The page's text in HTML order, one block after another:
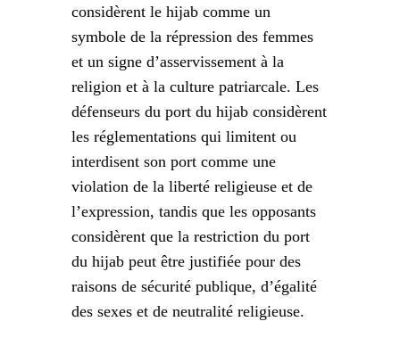
considèrent le hijab comme un
symbole de la répression des femmes
et un signe d’asservissement à la
religion et à la culture patriarcale. Les
défenseurs du port du hijab considèrent
les réglementations qui limitent ou
interdisent son port comme une
violation de la liberté religieuse et de
l’expression, tandis que les opposants
considèrent que la restriction du port
du hijab peut être justifiée pour des
raisons de sécurité publique, d’égalité
des sexes et de neutralité religieuse.